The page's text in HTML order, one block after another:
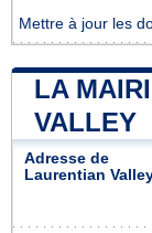
Mettre à jour les
LA
VALLEY
Adresse de
Laurentian